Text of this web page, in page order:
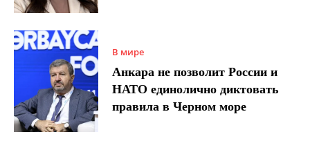
В мире
Анкара не позволит России и
НАТО единолично диктовать
правила в Черном море